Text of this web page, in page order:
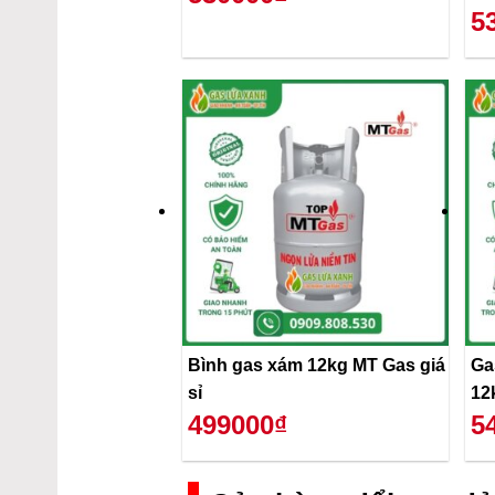
Bình gas xám 12kg MT Gas giá
sỉ
499000₫